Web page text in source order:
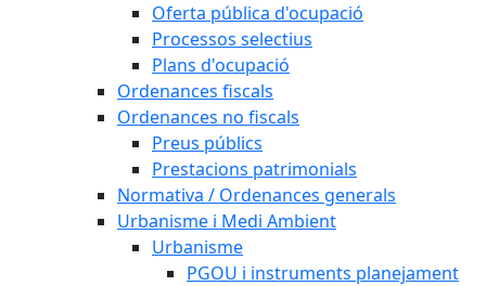
Oferta pública d'ocupació
Processos selectius
Plans d'ocupació
Ordenances fiscals
Ordenances no fiscals
Preus públics
Prestacions patrimonials
Normativa / Ordenances generals
Urbanisme i Medi Ambient
Urbanisme
PGOU i instruments planejament